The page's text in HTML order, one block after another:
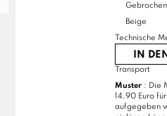
Beige
Technische
IN
Transport
Muster: Die
14,90 Euro
aufgegeben